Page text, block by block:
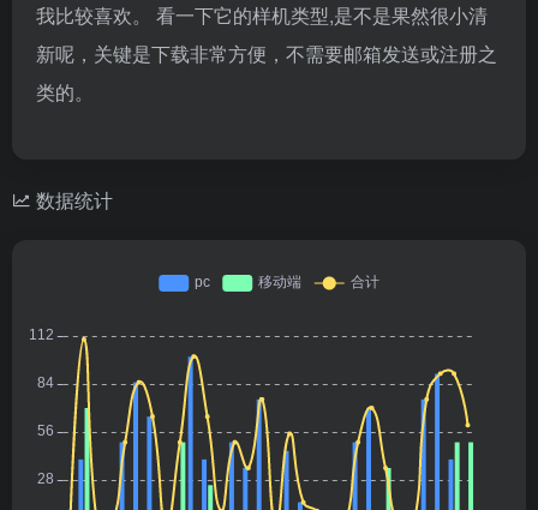
我比较喜欢。 看一下它的样机类型,是不是果然很小清
新呢，关键是下载非常方便，不需要邮箱发送或注册之
类的。
数据统计